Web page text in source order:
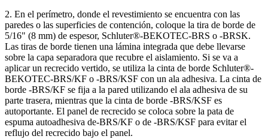
2. En el perímetro, donde el revestimiento se encuentra con las
paredes o las superficies de contención, coloque la tira de borde de
5/16" (8 mm) de espesor, Schluter®-BEKOTEC-BRS o -BRSK.
Las tiras de borde tienen una lámina integrada que debe llevarse
sobre la capa separadora que recubre el aislamiento. Si se va a
aplicar un recrecido vertido, se utiliza la cinta de borde Schluter®-
BEKOTEC-BRS/KF o -BRS/KSF con un ala adhesiva. La cinta de
borde -BRS/KF se fija a la pared utilizando el ala adhesiva de su
parte trasera, mientras que la cinta de borde -BRS/KSF es
autoportante. El panel de recrecido se coloca sobre la pata de
espuma autoadhesiva de-BRS/KF o de -BRS/KSF para evitar el
reflujo del recrecido bajo el panel.